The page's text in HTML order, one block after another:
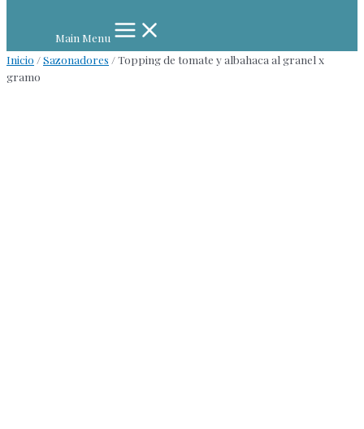
Main Menu
Inicio /Sazonadores / Topping de tomate y albahaca al granel x
gramo